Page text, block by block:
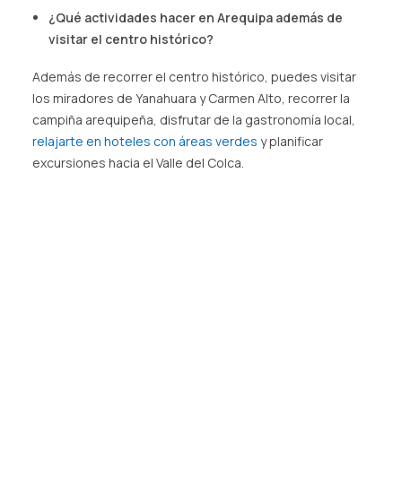
¿Qué actividades hacer en Arequipa además de
visitar el centro histórico?
Además de recorrer el centro histórico, puedes visitar
los miradores de Yanahuara y Carmen Alto, recorrer la
campiña arequipeña, disfrutar de la gastronomía local,
relajarte en hoteles con áreas verdes y planificar
excursiones hacia el Valle del Colca.